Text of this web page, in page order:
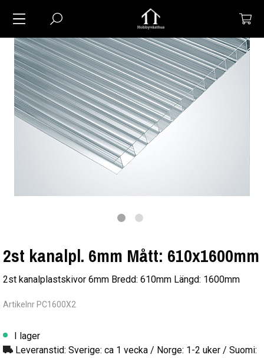
2st kanalpl. 6mm Mått: 610x1600mm
2st kanalplastskivor 6mm Bredd: 610mm Längd: 1600mm
Artikelnr PC1600X2
I lager
Leveranstid: Sverige: ca 1 vecka / Norge: 1-2 uker / Suomi: